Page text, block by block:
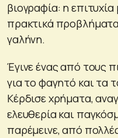
βιογραφία: η
πρακτικά
γαλήνη.
Έγινε ένας από τους
για το φαγητό και τα
Κέρδισε χρήματα,
ελευθερία και
παρέμεινε, από